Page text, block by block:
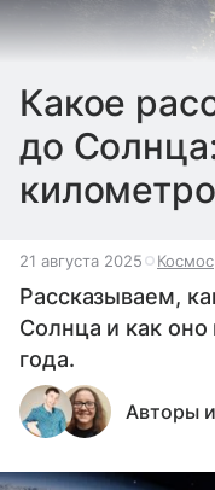
Какое
до
21 августа 2025 Космос
Рассказываем,
Солнца и как
года.
Авторы